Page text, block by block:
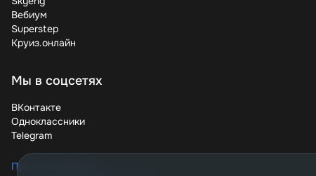
Вебиум
Superstep
Круиз.онлайн
Мы в соцсетях
ВКонтакте
Одноклассники
Telegram
Про CouponMagic